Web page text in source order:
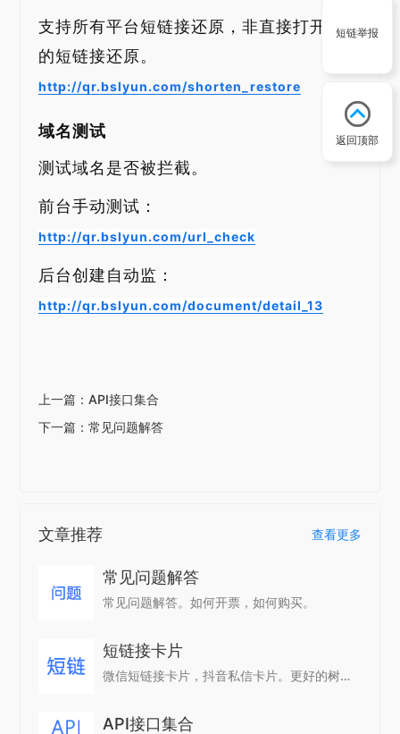
支持所有平台短链接还原，非直接打开网页
的短链接还原。
http://qr.bslyun.com/shorten_restore
域名测试
测试域名是否被拦截。
前台手动测试：
http://qr.bslyun.com/url_check
后台创建自动监：
http://qr.bslyun.com/document/detail_13
上一篇：API接口集合
下一篇：常见问题解答
文章推荐 查看更多
常见问题解答
常见问题解答。如何开票，如何购买。
短链接卡片
微信短链接卡片，抖音私信卡片。更好的树立品牌形象，提高点击率。
API接口集合
短链举报
返回顶部